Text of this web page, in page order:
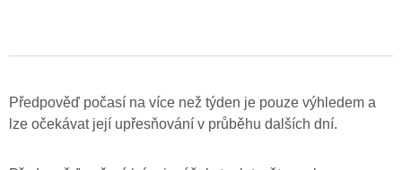
Předpověď počasí na více než týden je pouze výhledem a
lze očekávat její upřesňování v průběhu dalších dní.